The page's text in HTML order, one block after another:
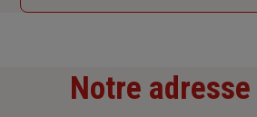
Notre adresse